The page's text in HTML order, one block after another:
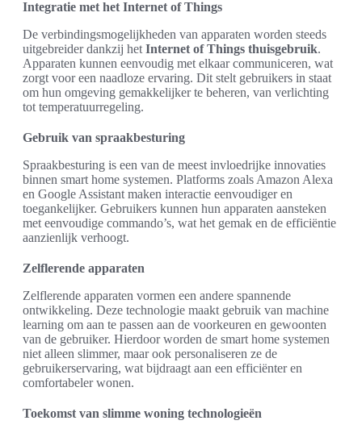
Integratie met het Internet of Things
De verbindingsmogelijkheden van apparaten worden steeds
uitgebreider dankzij het Internet of Things thuisgebruik.
Apparaten kunnen eenvoudig met elkaar communiceren, wat
zorgt voor een naadloze ervaring. Dit stelt gebruikers in staat
om hun omgeving gemakkelijker te beheren, van verlichting
tot temperatuurregeling.
Gebruik van spraakbesturing
Spraakbesturing is een van de meest invloedrijke innovaties
binnen smart home systemen. Platforms zoals Amazon Alexa
en Google Assistant maken interactie eenvoudiger en
toegankelijker. Gebruikers kunnen hun apparaten aansteken
met eenvoudige commando’s, wat het gemak en de efficiëntie
aanzienlijk verhoogt.
Zelflerende apparaten
Zelflerende apparaten vormen een andere spannende
ontwikkeling. Deze technologie maakt gebruik van machine
learning om aan te passen aan de voorkeuren en gewoonten
van de gebruiker. Hierdoor worden de smart home systemen
niet alleen slimmer, maar ook personaliseren ze de
gebruikerservaring, wat bijdraagt aan een efficiënter en
comfortabeler wonen.
Toekomst van slimme woning technologieën